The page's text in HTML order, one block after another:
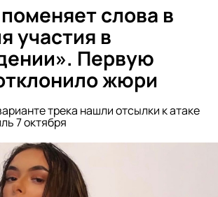
слова в
участия в
Первую
жюри
трека нашли отсылки к атаке
7 октября